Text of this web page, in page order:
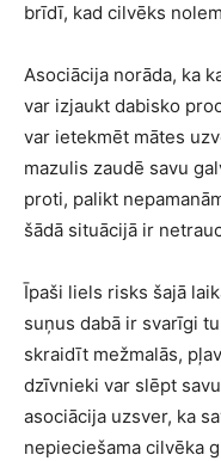
brīdī, kad cilvēks
Asociācija norāda, ka
var izjaukt dabisko
var ietekmēt mātes
mazulis zaudē savu
proti, palikt
šādā situācijā ir
Īpaši liels risks šajā
suņus dabā ir svarīgi
skraidīt mežmalās,
dzīvnieki var slēpt
asociācija uzsver, ka
nepieciešama cilvēka